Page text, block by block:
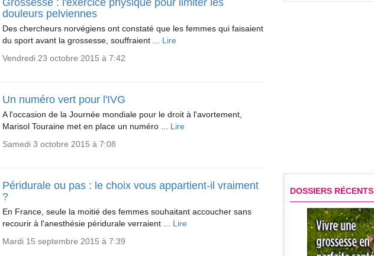
Grossesse : l'exercice physique pour limiter les
douleurs pelviennes
Des chercheurs norvégiens ont constaté que les femmes qui faisaient
du sport avant la grossesse, souffraient ... Lire
Vendredi 23 octobre 2015 à 7:42
Un numéro vert pour l'IVG
A l'occasion de la Journée mondiale pour le droit à l'avortement,
Marisol Touraine met en place un numéro ... Lire
Samedi 3 octobre 2015 à 7:08
Péridurale ou pas : le choix vous appartient-il vraiment
?
En France, seule la moitié des femmes souhaitant accoucher sans
recourir à l'anesthésie péridurale verraient ... Lire
Mardi 15 septembre 2015 à 7:39
DOSSIERS RÉCENTS